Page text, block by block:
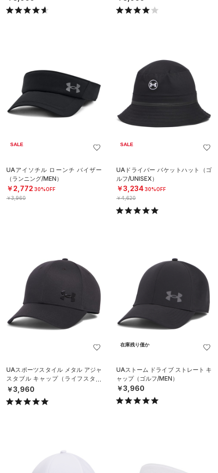
SALE
UAアイソチル ローンチ バイザー
（ランニング/MEN）
￥2,772 30%OFF
￥3,960
SALE
UAドライバー バケットハット（ゴ
ルフ/UNISEX）
￥3,23430%OFF
￥4,620
UAスポーツスタイル メタル アジャ
スタブル キャップ（ライフスタイ
ル/MEN）
￥3,960
在庫残り僅か
UAストーム ドライブ ストレート キ
ャップ（ゴルフ/MEN）
￥3,960